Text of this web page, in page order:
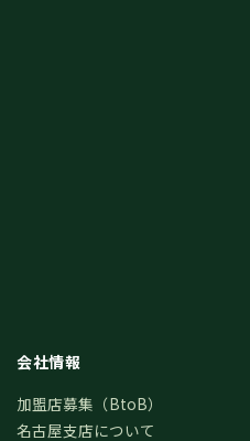
会社情報
加盟店募集（BtoB）
名古屋支店について